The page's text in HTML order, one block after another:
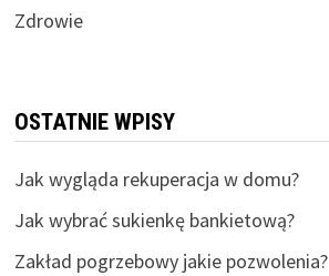
Zdrowie
OSTATNIE WPISY
Jak wygląda rekuperacja w domu?
Jak wybrać sukienkę bankietową?
Zakład pogrzebowy jakie pozwolenia?